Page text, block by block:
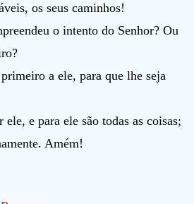
os seus caminhos!
o intento do Senhor? Ou
a ele, para que lhe seja
e para ele são todas as coisas;
Amém!